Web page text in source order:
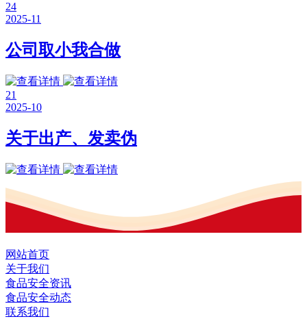
24
2025-11
公司取小我合做
21
2025-10
关于出产、发卖伪
网站首页
关于我们
食品安全资讯
食品安全动态
联系我们